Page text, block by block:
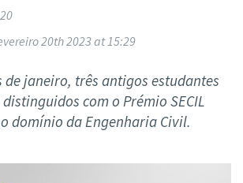
20th 2023 at 15:29
de janeiro, três antigos estudantes
com o Prémio SECIL
domínio da Engenharia Civil.